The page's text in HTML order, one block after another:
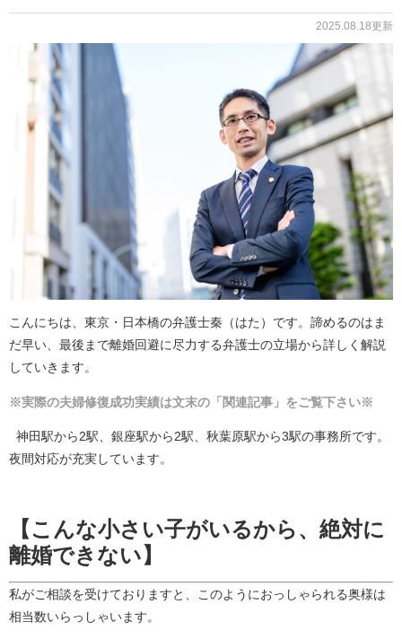
2025.08.18更新
こんにちは、東京・日本橋の弁護士秦（はた）です。諦めるのはま
だ早い、最後まで離婚回避に尽力する弁護士の立場から詳しく解説
していきます。
※実際の夫婦修復成功実績は文末の「関連記事」をご覧下さい※
神田駅から2駅、銀座駅から2駅、秋葉原駅から3駅の事務所です。
夜間対応が充実しています。
【こんな小さい子がいるから、絶対に
離婚できない】
私がご相談を受けておりますと、このようにおっしゃられる奥様は
相当数いらっしゃいます。